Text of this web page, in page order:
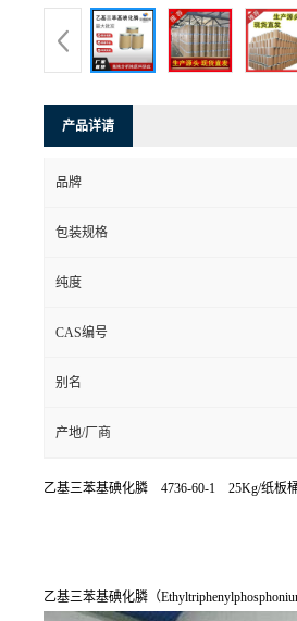
产品详请
品牌
包装规格
纯度
CAS编号
别名
产地/厂商
乙基三苯基碘化膦 4736-60-1 25Kg/纸板
乙基三苯基碘化膦（